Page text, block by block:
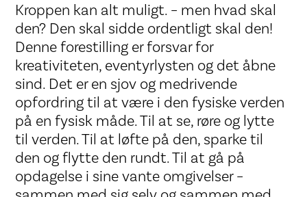
Kroppen kan alt muligt. – men hvad skal
den? Den skal sidde ordentligt skal den!
Denne forestilling er forsvar for
kreativiteten, eventyrlysten og det åbne
sind. Det er en sjov og medrivende
opfordring til at være i den fysiske verden
på en fysisk måde. Til at se, røre og lytte
til verden. Til at løfte på den, sparke til
den og flytte den rundt. Til at gå på
opdagelse i sine vante omgivelser –